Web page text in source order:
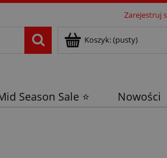
Zarejestruj
Koszyk:(pusty)
Season Sale ⭐ Nowości